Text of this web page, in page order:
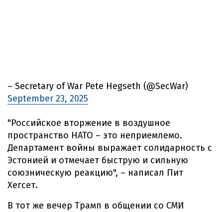
– Secretary of War Pete Hegseth (@SecWar)
September 23, 2025
"Российское вторжение в воздушное
пространство НАТО – это неприемлемо.
Департамент войны выражает солидарность с
Эстонией и отмечает быструю и сильную
союзническую реакцию", – написал Пит
Хегсет.
В тот же вечер Трамп в общении со СМИ